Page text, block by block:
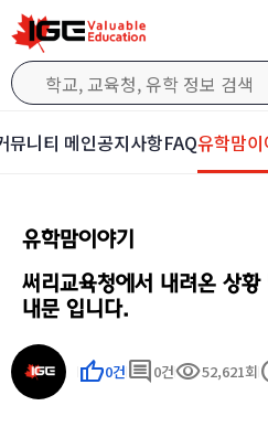
뮤니티 메인공지사항FAQ유학맘이
유학맘이야기
써리교육청에서 내려온 상
내문 입니다.
thumb_up0건 comment 0건visibility52,621회